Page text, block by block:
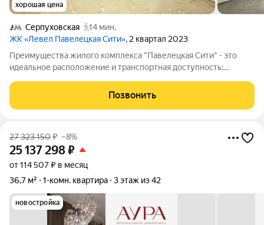
хорошая цена
Серпуховская
14 мин.
ЖК «Левел Павелецкая Сити», 2 квартал 2023
Преимущества жилого комплекса "Павелецкая Сити" - это
идеальное расположение и транспортная доступность:
"Добрынинская" 20 мин. м. "Тульская" На машине 5 мин. до
Садового кольца 5 мин. до м.
Позвонить
27 323 150₽ –8%
25 137 298₽
от 114 507 ₽ в месяц
36,7 м²
1-комн. квартира 3 этаж из 42
новостройка